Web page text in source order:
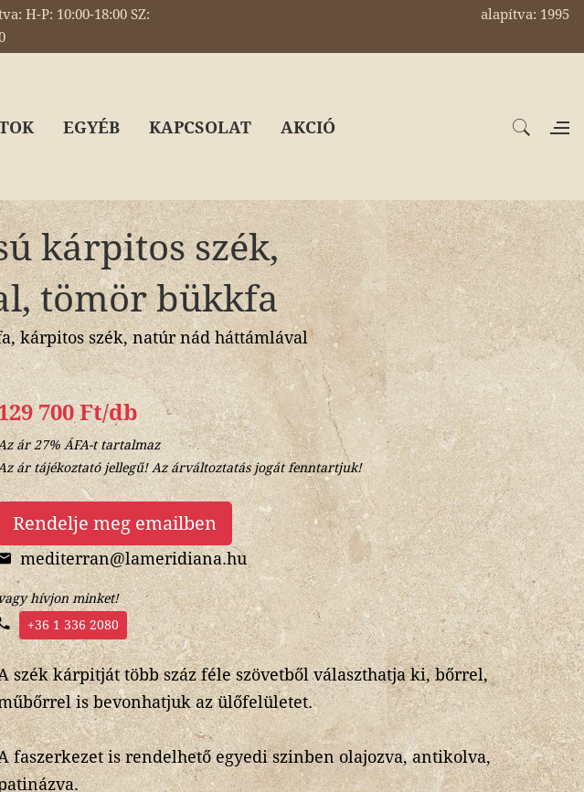
H-P: 10:00-18:00 SZ:
alapítva: 1995
EGYÉB KAPCSOLAT AKCIÓ
kárpitos szék,
tömör bükkfa
kárpitos szék, natúr nád háttámlával
700 Ft/db
ár 27% ÁFA-t tartalmaz
ár tájékoztató jellegű! Az árváltoztatás jogát fenntartjuk!
Rendelje meg emailben
mediterran@lameridiana.hu
hívjon minket!
+36 1 336 2080
szék kárpitját több száz féle szövetből választhatja ki, bőrrel,
is bevonhatjuk az ülőfelületet.
faszerkezet is rendelhető egyedi szinben olajozva, antikolva,